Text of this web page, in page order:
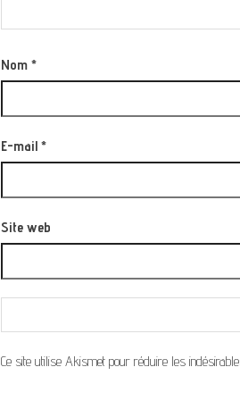
Nom *
E-mail *
Site web
Ce site utilise Akismet pour réduire les